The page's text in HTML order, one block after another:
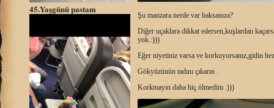
45.Yaşgünü pastam
Şu manzara nerde var baksanıza?
Diğer uçaklara dikkat edersen,kuşlardan
yok.:)))
Eğer niyetiniz varsa ve korkuyorsanız,gidin
Gökyüzünün tadını çıkarın .
Korkmayın daha hiç ölmedim :)))